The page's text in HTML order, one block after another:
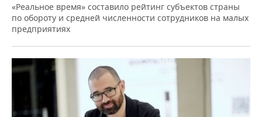
«Реальное время» составило рейтинг субъектов страны
по обороту и средней численности сотрудников на малых
предприятиях